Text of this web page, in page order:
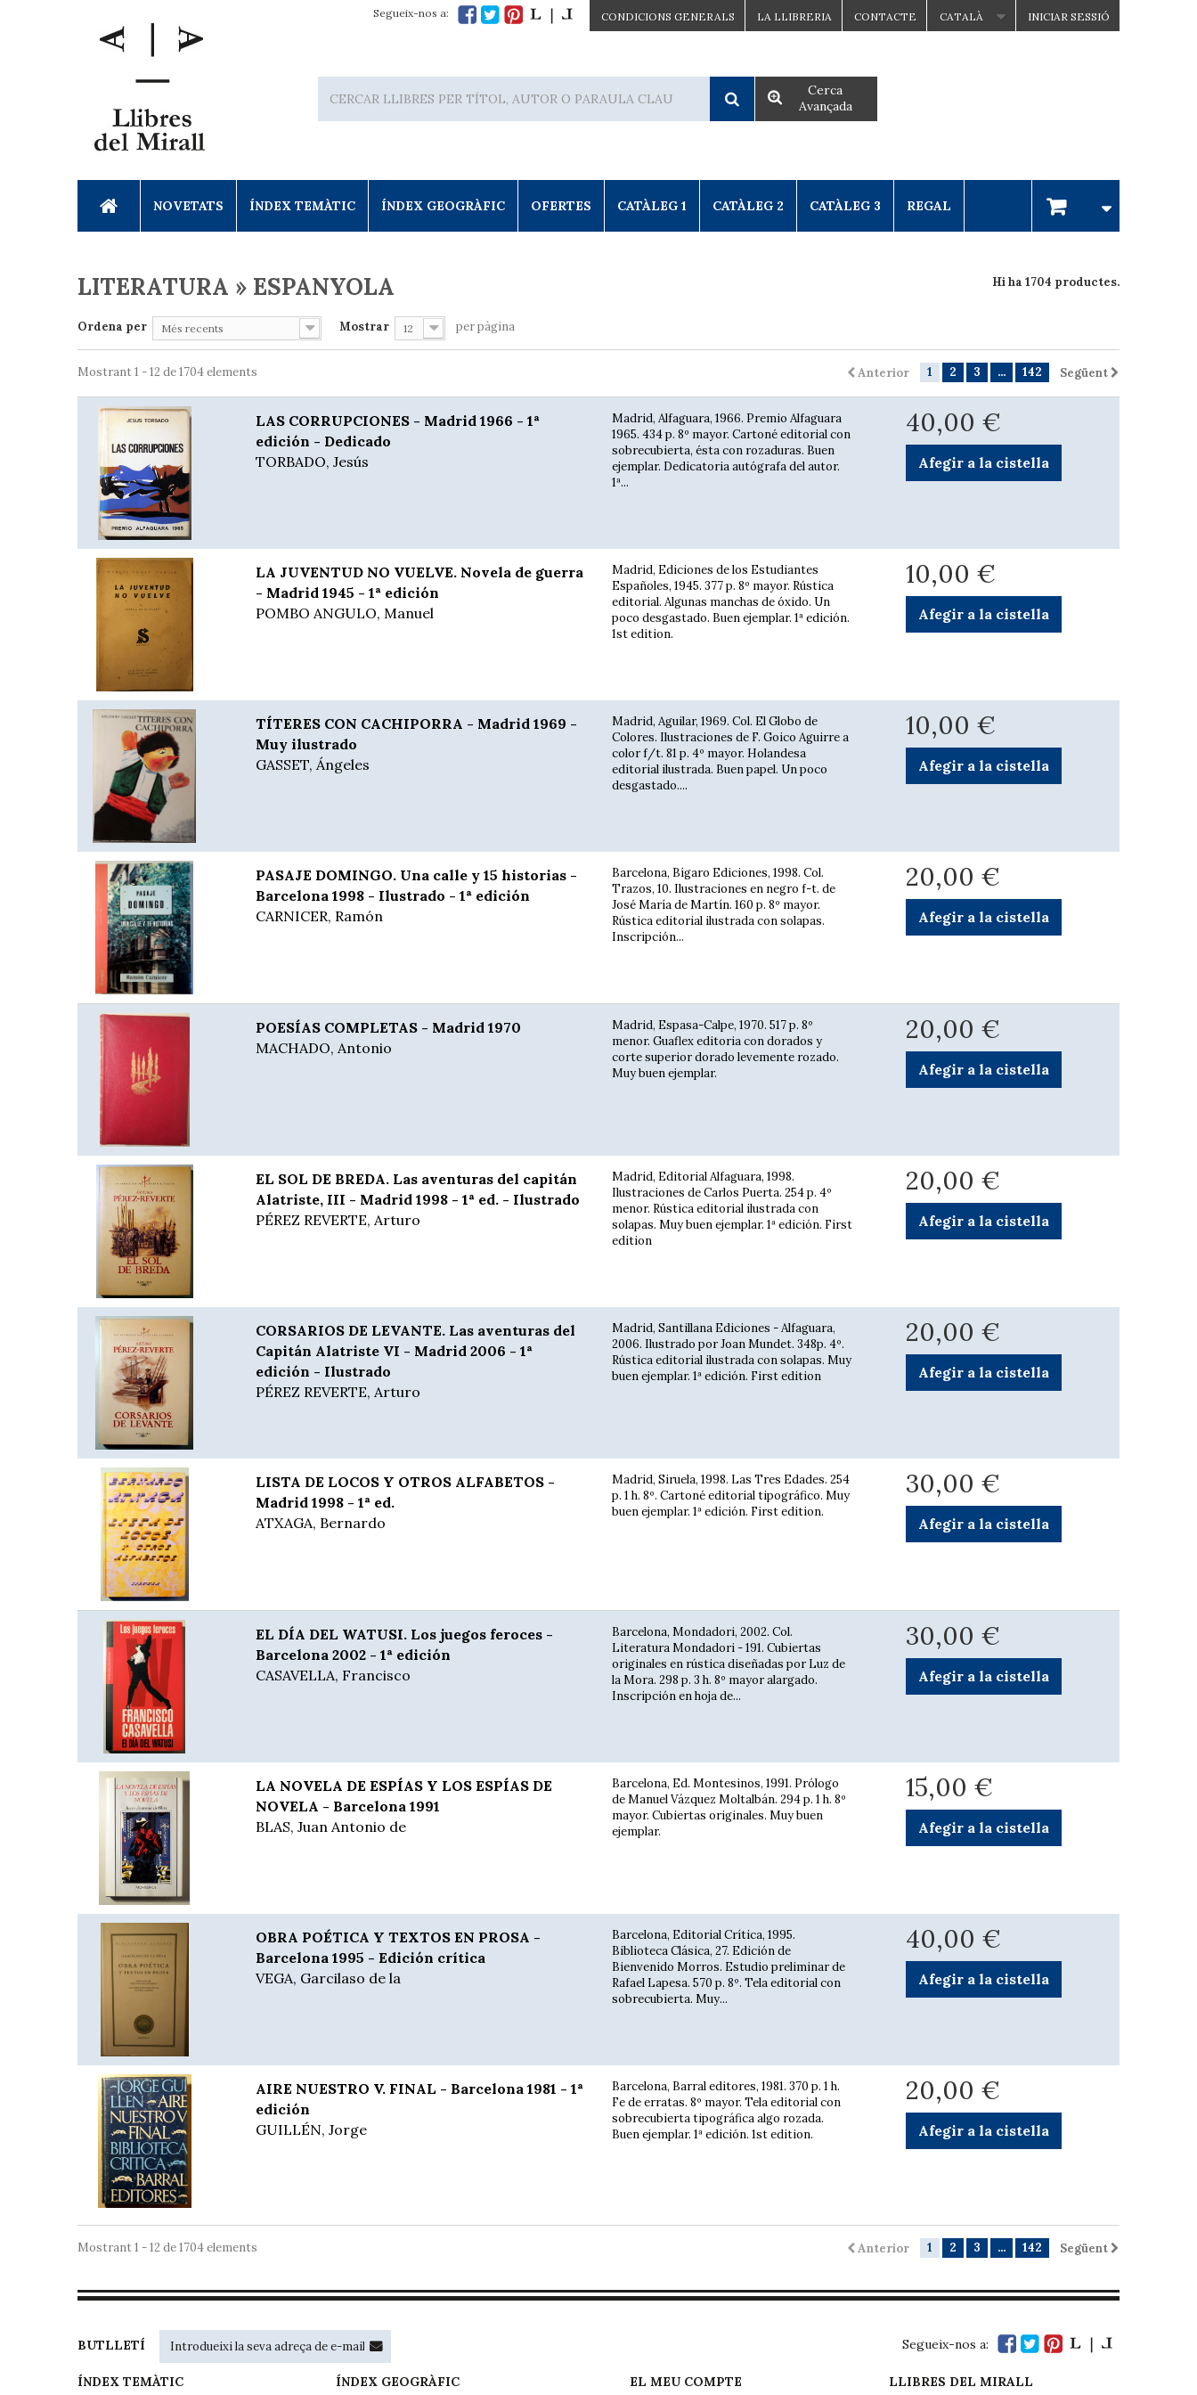
INICIAR SESSIÓ
CATALÀ
CONTACTE
LA LLIBRERIA
CONDICIONS GENERALS
Segueix-nos a:
Cerca
Avançada
NOVETATS ÍNDEX TEMÀTIC ÍNDEX GEOGRÀFIC OFERTES CATÀLEG 1 CATÀLEG 2 CATÀLEG 3 REGAL
LITERATURA » ESPANYOLA Hi ha 1704 productes.
Ordena per Més recents Mostrar 12 per pàgina
Anterior 1 2 3 ... 142 Següent
Mostrant 1 - 12 de 1704 elements
LAS CORRUPCIONES - Madrid 1966 - 1ª
edición - Dedicado
TORBADO, Jesús
Madrid, Alfaguara, 1966. Premio Alfaguara
1965. 434 p. 8º mayor. Cartoné editorial con
sobrecubierta, ésta con rozaduras. Buen
ejemplar. Dedicatoria autógrafa del autor.
1ª...
40,00 €
Afegir a la cistella
LA JUVENTUD NO VUELVE. Novela de guerra
- Madrid 1945 - 1ª edición
POMBO ANGULO, Manuel
Madrid, Ediciones de los Estudiantes
Españoles, 1945. 377 p. 8º mayor. Rústica
editorial. Algunas manchas de óxido. Un
poco desgastado. Buen ejemplar. 1ª edición.
1st edition.
10,00 €
Afegir a la cistella
TÍTERES CON CACHIPORRA - Madrid 1969 -
Muy ilustrado
GASSET, Ángeles
Madrid, Aguilar, 1969. Col. El Globo de
Colores. Ilustraciones de F. Goico Aguirre a
color f/t. 81 p. 4º mayor. Holandesa
editorial ilustrada. Buen papel. Un poco
desgastado....
10,00 €
Afegir a la cistella
PASAJE DOMINGO. Una calle y 15 historias -
Barcelona 1998 - Ilustrado - 1ª edición
CARNICER, Ramón
Barcelona, Bígaro Ediciones, 1998. Col.
Trazos, 10. Ilustraciones en negro f-t. de
José María de Martín. 160 p. 8º mayor.
Rústica editorial ilustrada con solapas.
Inscripción...
20,00 €
Afegir a la cistella
POESÍAS COMPLETAS - Madrid 1970
MACHADO, Antonio
Madrid, Espasa-Calpe, 1970. 517 p. 8º
menor. Guaflex editoria con dorados y
corte superior dorado levemente rozado.
Muy buen ejemplar.
20,00 €
Afegir a la cistella
EL SOL DE BREDA. Las aventuras del capitán
Alatriste, III - Madrid 1998 - 1ª ed. - Ilustrado
PÉREZ REVERTE, Arturo
Madrid, Editorial Alfaguara, 1998.
Ilustraciones de Carlos Puerta. 254 p. 4º
menor. Rústica editorial ilustrada con
solapas. Muy buen ejemplar. 1ª edición. First
edition
20,00 €
Afegir a la cistella
CORSARIOS DE LEVANTE. Las aventuras del
Capitán Alatriste VI - Madrid 2006 - 1ª
edición - Ilustrado
PÉREZ REVERTE, Arturo
Madrid, Santillana Ediciones - Alfaguara,
2006. Ilustrado por Joan Mundet. 348p. 4º.
Rústica editorial ilustrada con solapas. Muy
buen ejemplar. 1ª edición. First edition
20,00 €
Afegir a la cistella
LISTA DE LOCOS Y OTROS ALFABETOS -
Madrid 1998 - 1ª ed.
ATXAGA, Bernardo
Madrid, Siruela, 1998. Las Tres Edades. 254
p. 1 h. 8º. Cartoné editorial tipográfico. Muy
buen ejemplar. 1ª edición. First edition.
30,00 €
Afegir a la cistella
EL DÍA DEL WATUSI. Los juegos feroces -
Barcelona 2002 - 1ª edición
CASAVELLA, Francisco
Barcelona, Mondadori, 2002. Col.
Literatura Mondadori - 191. Cubiertas
originales en rústica diseñadas por Luz de
la Mora. 298 p. 3 h. 8º mayor alargado.
Inscripción en hoja de...
30,00 €
Afegir a la cistella
LA NOVELA DE ESPÍAS Y LOS ESPÍAS DE
NOVELA - Barcelona 1991
BLAS, Juan Antonio de
Barcelona, Ed. Montesinos, 1991. Prólogo
de Manuel Vázquez Moltalbán. 294 p. 1 h. 8º
mayor. Cubiertas originales. Muy buen
ejemplar.
15,00 €
Afegir a la cistella
OBRA POÉTICA Y TEXTOS EN PROSA -
Barcelona 1995 - Edición crítica
VEGA, Garcilaso de la
Barcelona, Editorial Crítica, 1995.
Biblioteca Clásica, 27. Edición de
Bienvenido Morros. Estudio preliminar de
Rafael Lapesa. 570 p. 8º. Tela editorial con
sobrecubierta. Muy...
40,00 €
Afegir a la cistella
AIRE NUESTRO V. FINAL - Barcelona 1981 - 1ª
edición
GUILLÉN, Jorge
Barcelona, Barral editores, 1981. 370 p. 1 h.
Fe de erratas. 8º mayor. Tela editorial con
sobrecubierta tipográfica algo rozada.
Buen ejemplar. 1ª edición. 1st edition.
20,00 €
Afegir a la cistella
Anterior 1 2 3 ... 142 Següent
Mostrant 1 - 12 de 1704 elements
BUTLLETÍ Segueix-nos a:
ÍNDEX TEMÀTIC ÍNDEX GEOGRÀFIC EL MEU COMPTE LLIBRES DEL MIRALL